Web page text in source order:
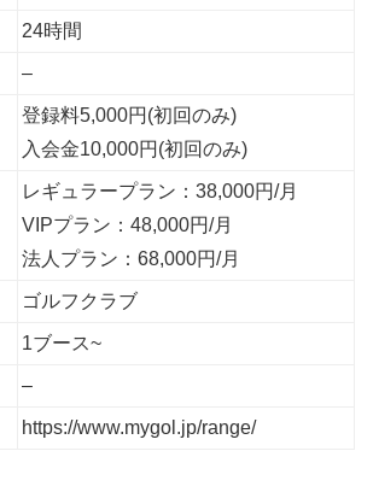
24時間
–
登録料5,000円(初回のみ)
入会金10,000円(初回のみ)
レギュラープラン：38,000円/月
VIPプラン：48,000円/月
法人プラン：68,000円/月
ゴルフクラブ
1ブース~
–
https://www.mygol.jp/range/